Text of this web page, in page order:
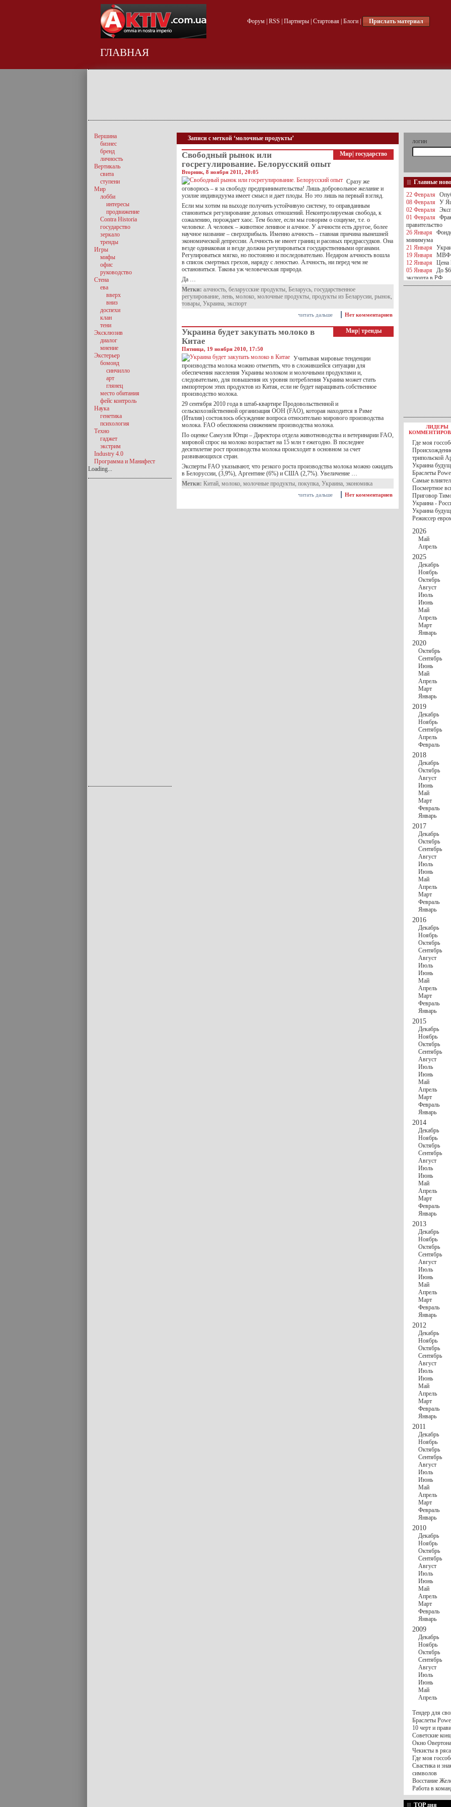
Форум| RSS Партнеры| Стартовая| Блоги| Прислать материал
ГЛАВНАЯ
Записи с меткой ‘молочные продукты’
Мир государство
Свободный рынок или
госрегулирование. Белорусский опыт
Вторник, 8 ноября 2011, 20:05
Сразу же
оговорюсь – я за свободу предпринимательства! Лишь добровольное желание и
усилие индивидуума имеет смысл и дает плоды. Но это лишь на первый взгляд.
Если мы хотим на выходе получить устойчивую систему, то оправданным
становиться регулирование деловых отношений. Неконтролируемая свобода, к
сожалению, порождает хаос. Тем более, если мы говорим о социуме, т.е. о
человеке. А человек – животное ленивое и алчное. У алчности есть другое, более
научное название – сверхприбыль. Именно алчность – главная причина нынешней
экономической депрессии. Алчность не имеет границ и расовых предрассудков. Она
везде одинаковая и везде должна регулироваться государственными органами.
Регулироваться мягко, но постоянно и последовательно. Недаром алчность вошла
в список смертных грехов, наряду с леностью. Алчность, ни перед чем не
остановиться. Такова уж человеческая природа.
Да …
Метки: алчность, беларусские продукты, Беларусь, государственное
регулирование, лень, молоко, молочные продукты, продукты из Беларусии, рынок,
товары, Украина, экспорт
Нет комментариев
читать дальше
Мир| тренды
Украина будет закупать молоко в
Китае
Пятница, 19 ноября 2010, 17:50
Учитывая мировые тенденции
производства молока можно отметить, что в сложившейся ситуации для
обеспечения населения Украины молоком и молочными продуктами и,
следовательно, для повышения их уровня потребления Украина может стать
импортером этих продуктов из Китая, если не будет наращивать собственное
производство молока.
29 сентября 2010 года в штаб-квартире Продовольственной и
сельскохозяйственной организация ООН (FAO), которая находится в Риме
(Италия) состоялось обсуждение вопроса относительно мирового производства
молока. FAO обеспокоена снижением производства молока.
По оценке Самуэля Ютци – Директора отдела животноводства и ветеринарии FAO,
мировой спрос на молоко возрастает на 15 млн т ежегодно. В последнее
десятилетие рост производства молока происходит в основном за счет
развивающихся стран.
Эксперты FAO указывают, что резкого роста производства молока можно ожидать
в Белоруссии, (3,9%), Аргентине (6%) и США (2,7%). Увеличение …
Метки: Китай, молоко, молочные продукты, покупка, Украина, экономика
Нет комментариев
читать дальше
Вершина
бизнес
бренд
личность
Вертикаль
свита
ступени
Мир
лобби
интересы
продвижение
Contra Historia
государство
зеркало
тренды
Игры
мифы
офис
руководство
Стена
ева
вверх
вниз
доспехи
клан
тени
Эксклюзив
диалог
мнение
Экстерьер
бомонд
синчилло
арт
глянец
место обитания
фейс контроль
Наука
генетика
психология
Техно
гаджет
экстрим
Industry 4.0
Программа и Манифест
Loading...
логин
Главные
22 Февраля
08 Февраля
У
02 Февраля
01 Февраля
правительство
26 Января
минимума
21 Января
19 Января
МВФ
12 Января
Цена
05 Января
До
экспорта в РФ
05 Января
Киев
30 Ноября С 1
30 Ноября
РФ
27 Ноября
ВВП
госбюджете
27 Ноября
Турции
17 Ноября
шестилетнего
16 Ноября
13 Ноября
10 Ноября
10 Ноября
особом статусе
03 Ноября
ЛИДЕРЫ
Где моя
трипольской
Украина
Браслеты
Самые
Посмертное
Приговор
Украина -
Украина
Режиссер
2026
Май
Апрель
2025
Декабрь
Ноябрь
Октябрь
Август
Июль
Июнь
Май
Апрель
Март
Январь
2020
Октябрь
Сентябрь
Июнь
Май
Апрель
Март
Январь
2019
Декабрь
Ноябрь
Сентябрь
Апрель
Февраль
2018
Декабрь
Октябрь
Август
Июнь
Май
Март
Февраль
Январь
2017
Декабрь
Октябрь
Сентябрь
Август
Июль
Июнь
Май
Апрель
Март
Февраль
Январь
2016
Декабрь
Ноябрь
Октябрь
Сентябрь
Август
Июль
Июнь
Май
Апрель
Март
Февраль
Январь
2015
Декабрь
Ноябрь
Октябрь
Сентябрь
Август
Июль
Июнь
Май
Апрель
Март
Февраль
Январь
2014
Декабрь
Ноябрь
Октябрь
Сентябрь
Август
Июль
Июнь
Май
Апрель
Март
Февраль
Январь
2013
Декабрь
Ноябрь
Октябрь
Сентябрь
Август
Июль
Июнь
Май
Апрель
Март
Февраль
Январь
2012
Декабрь
Ноябрь
Октябрь
Сентябрь
Август
Июль
Июнь
Май
Апрель
Март
Февраль
Январь
2011
Декабрь
Ноябрь
Октябрь
Сентябрь
Август
Июль
Июнь
Май
Апрель
Март
Февраль
Январь
2010
Декабрь
Ноябрь
Октябрь
Сентябрь
Август
Июль
Июнь
Май
Апрель
Март
Февраль
Январь
2009
Декабрь
Ноябрь
Октябрь
Сентябрь
Август
Июль
Июнь
Май
Апрель
Тендер для
Браслеты
10 черт и
Советские
Окно
Чекисты в
Где моя
Свастика и
символов
Восстание
Работа в
TOP дня